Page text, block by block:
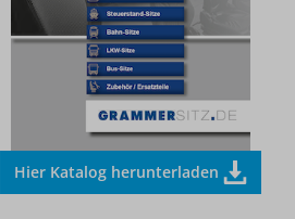
Hier Katalog herunterladen